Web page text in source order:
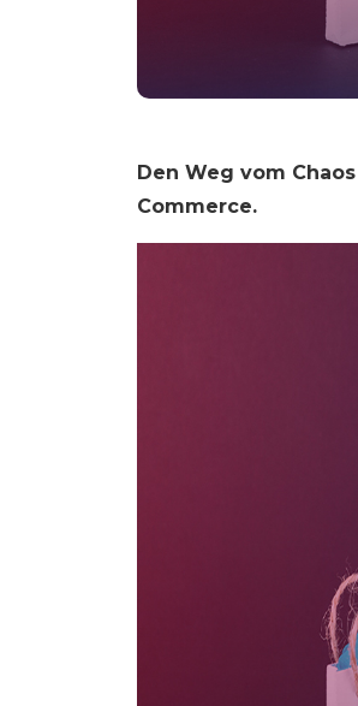
Den Weg vom
Commerce.